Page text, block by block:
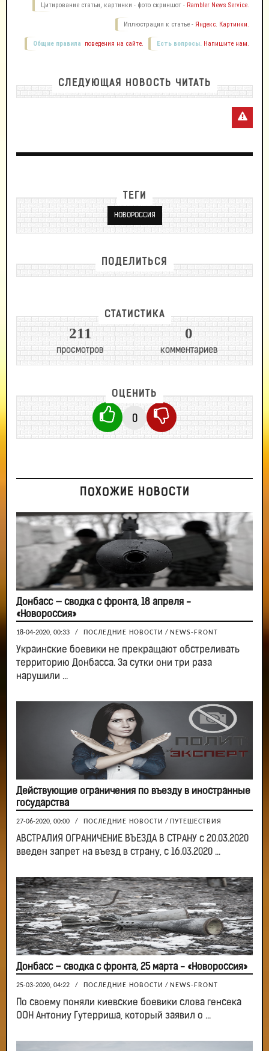
Цитирование статьи, картинки - фото скриншот - Rambler News Service.
Иллюстрация к статье - Яндекс. Картинки.
Есть вопросы. Напишите нам.
Общие правила поведения на сайте.
СЛЕДУЮЩАЯ НОВОСТЬ ЧИТАТЬ
ТЕГИ
НОВОРОССИЯ
ПОДЕЛИТЬСЯ
СТАТИСТИКА
211
просмотров
0
комментариев
ОЦЕНИТЬ
0
ПОХОЖИЕ НОВОСТИ
Донбасс — сводка с фронта, 18 апреля -
«Новороссия»
18-04-2020, 00:33 / ПОСЛЕДНИЕ НОВОСТИ / NEWS-FRONT
Украинские боевики не прекращают обстреливать
территорию Донбасса. За сутки они три раза
нарушили ...
Действующие ограничения по въезду в иностранные
государства
27-06-2020, 00:00 / ПОСЛЕДНИЕ НОВОСТИ / ПУТЕШЕСТВИЯ
АВСТРАЛИЯ ОГРАНИЧЕНИЕ ВЪЕЗДА В СТРАНУ с 20.03.2020
введен запрет на въезд в страну, с 16.03.2020 ...
Донбасс – сводка с фронта, 25 марта - «Новороссия»
25-03-2020, 04:22 / ПОСЛЕДНИЕ НОВОСТИ / NEWS-FRONT
По своему поняли киевские боевики слова генсека
ООН Антониу Гутерриша, который заявил о ...